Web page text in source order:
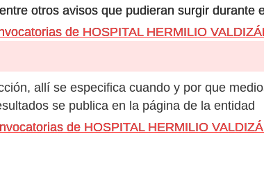
otros avisos que pudieran surgir durante
de HOSPITAL HERMILIO
allí se especifica cuando y por que
se publica en la página de la entidad
de HOSPITAL HERMILIO